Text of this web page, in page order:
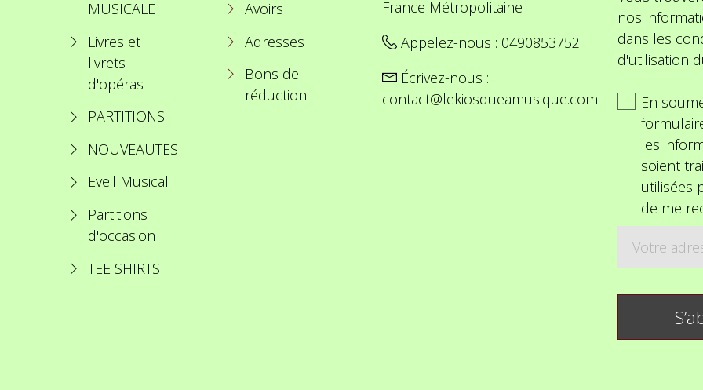
MUSICALE
Livres et
livrets
d'opéras
PARTITIONS
NOUVEAUTES
Eveil Musical
Partitions
d'occasion
TEE SHIRTS
Avoirs
Adresses
Bons de
réduction
France Métropolitaine
Appelez-nous : 0490853752
Écrivez-nous :
contact@lekiosqueamusique.com
nos
dans les
d'utilisation
En
les
soient
utilisées
de me